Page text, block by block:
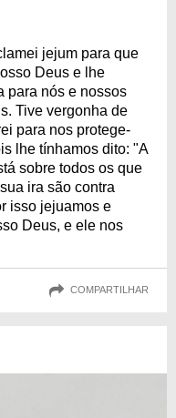
jejum para que
Deus e lhe
para nós e nossos
Tive vergonha de
para nos protege­
lhe tínhamos dito: "A
sobre todos os que
ira são contra
isso jejuamos e
Deus, e ele nos
COMPARTILHAR